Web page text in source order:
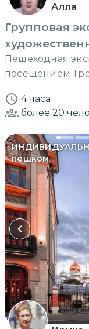
Алла
Групповая
меценатов
Пешеходная
посещением
4 часа
более 20
пешком